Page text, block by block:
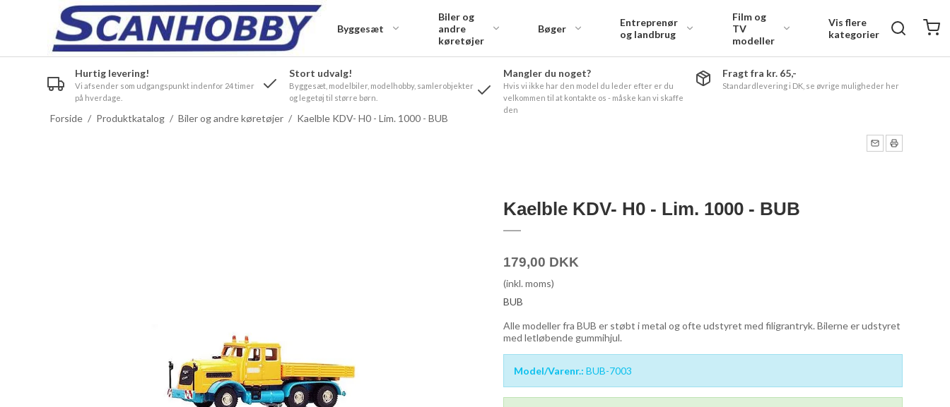
Byggesæt
Biler og
andre
køretøjer
Bøger
Entreprenør
og landbrug
Film og
TV
modeller
Vis flere
kategorier
Hurtig levering!
Vi afsender som udgangspunkt indenfor 24 timer
på hverdage.
Stort udvalg!
Byggesæt, modelbiler, modelhobby, samlerobjekter
og legetøj til større børn.
Mangler du noget?
Hvis vi ikke har den model du leder efter er du
velkommen til at kontakte os - måske kan vi skaffe
den
Fragt fra kr. 65,-
Standardlevering i DK, se øvrige muligheder her
Forside / Produktkatalog / Biler og andre køretøjer / Kaelble KDV- H0 - Lim. 1000 - BUB
Kaelble KDV- H0 - Lim. 1000 - BUB
179,00 DKK
(inkl. moms)
BUB
Alle modeller fra BUB er støbt i metal og ofte udstyret med filigrantryk. Bilerne er udstyret
med letløbende gummihjul.
Model/Varenr.: BUB-7003